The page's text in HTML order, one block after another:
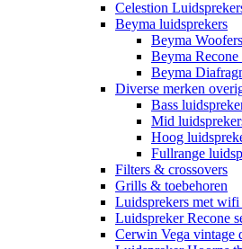
Celestion
Beyma luidsprekers
Beyma Woofers
Beyma
Beyma
Diverse merken
Bass
Mid
Hoog
Fullrange
Filters & crossovers
Grills & toebehoren
Luidsprekers met
Luidspreker Recone
Cerwin Vega vintage